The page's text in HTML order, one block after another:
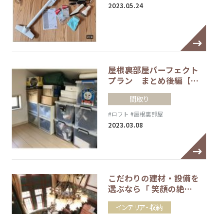
2023.05.24
屋根裏部屋パーフェクト
プラン まとめ後編【…
間取り
#ロフト #屋根裏部屋
2023.03.08
こだわりの建材・設備を
選ぶなら「 笑顔の絶…
インテリア・収納